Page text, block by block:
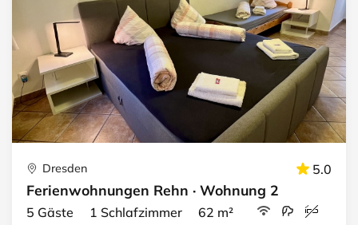
Dresden 5.0
Ferienwohnungen Rehn · Wohnung 2
5 Gäste 1 Schlafzimmer 62 m²